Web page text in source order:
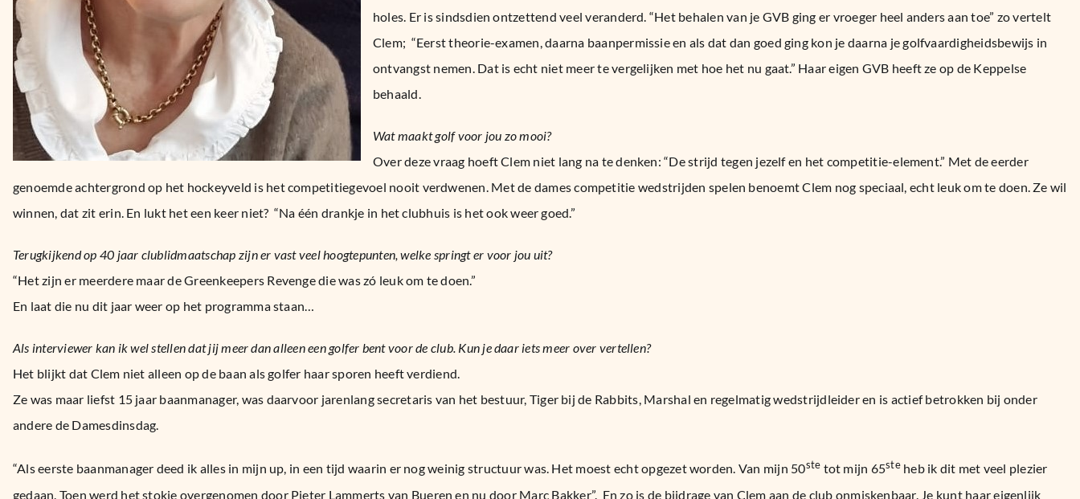
holes. Er is sindsdien ontzettend veel veranderd. “Het behalen van je GVB ging er vroeger heel anders aan toe” zo vertelt
Clem; “Eerst theorie-examen, daarna baanpermissie en als dat dan goed ging kon je daarna je golfvaardigheidsbewijs in
ontvangst nemen. Dat is echt niet meer te vergelijken met hoe het nu gaat.” Haar eigen GVB heeft ze op de Keppelse
behaald.
Wat maakt golf voor jou zo mooi?
Over deze vraag hoeft Clem niet lang na te denken: “De strijd tegen jezelf en het competitie-element.” Met de eerder
genoemde achtergrond op het hockeyveld is het competitiegevoel nooit verdwenen. Met de dames competitie wedstrijden spelen benoemt Clem nog speciaal, echt leuk om te doen. Ze wil
winnen, dat zit erin. En lukt het een keer niet? “Na één drankje in het clubhuis is het ook weer goed.”
Terugkijkend op 40 jaar clublidmaatschap zijn er vast veel hoogtepunten, welke springt er voor jou uit?
“Het zijn er meerdere maar de Greenkeepers Revenge die was zó leuk om te doen.”
En laat die nu dit jaar weer op het programma staan…
Als interviewer kan ik wel stellen dat jij meer dan alleen een golfer bent voor de club. Kun je daar iets meer over vertellen?
Het blijkt dat Clem niet alleen op de baan als golfer haar sporen heeft verdiend.
Ze was maar liefst 15 jaar baanmanager, was daarvoor jarenlang secretaris van het bestuur, Tiger bij de Rabbits, Marshal en regelmatig wedstrijdleider en is actief betrokken bij onder
andere de Damesdinsdag.
“Als eerste baanmanager deed ik alles in mijn up, in een tijd waarin er nog weinig structuur was. Het moest echt opgezet worden. Van mijn 50ste tot mijn 65steheb ik dit met veel plezier
gedaan. Toen werd het stokje overgenomen door Pieter Lammerts van Bueren en nu door Marc Bakker”. En zo is de bijdrage van Clem aan de club onmiskenbaar. Je kunt haar eigenlijk